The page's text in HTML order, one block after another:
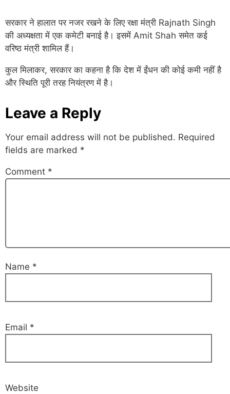
सरकार ने हालात पर नजर रखने के लिए रक्षा मंत्री Rajnath Singh
की अध्यक्षता में एक कमेटी बनाई है। इसमें Amit Shah समेत कई
वरिष्ठ मंत्री शामिल हैं।
कुल मिलाकर, सरकार का कहना है कि देश में ईंधन की कोई कमी नहीं है
और स्थिति पूरी तरह नियंत्रण में है।
Leave a Reply
Your email address will not be published. Required
fields are marked *
Comment *
Name *
Email *
Website